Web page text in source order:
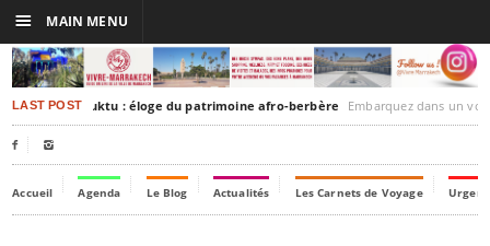
LAST POSTTimbuktu : éloge du patrimoine afro-berbère Embarquez dans un voyage culturel dans le
 
Accueil Agenda Le Blog Actualités Les Carnets de Voyage
☰ MAIN MENU